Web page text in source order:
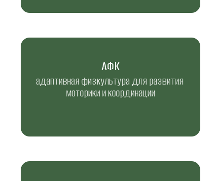
АФК
адаптивная физкультура для развития
моторики и координации